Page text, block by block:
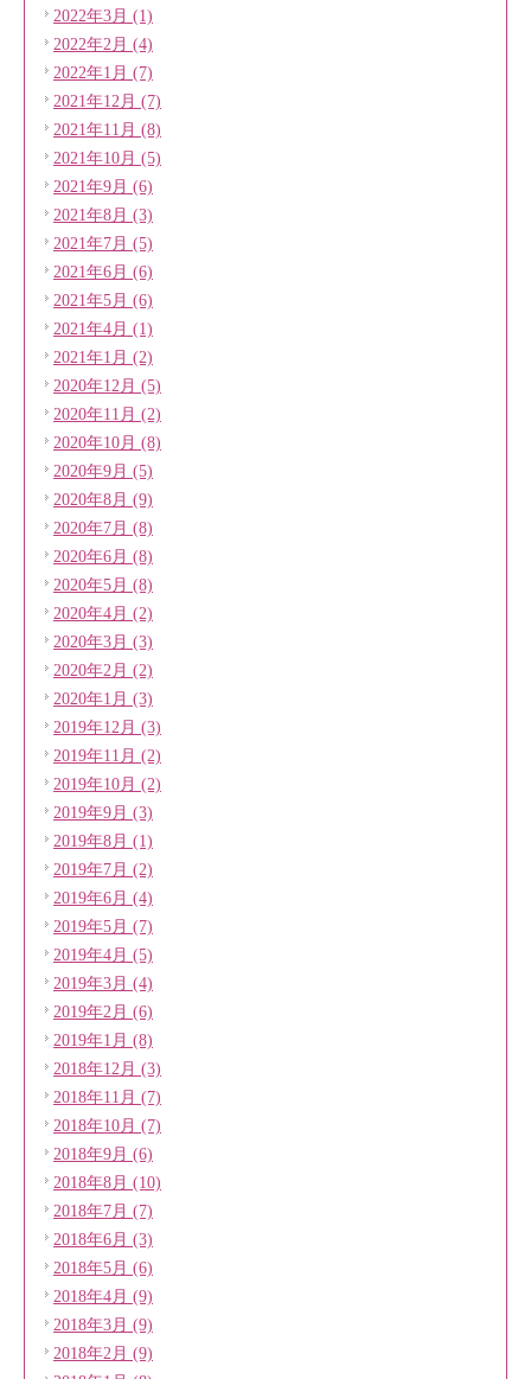
2022年3月 (1)
2022年2月 (4)
2022年1月 (7)
2021年12月 (7)
2021年11月 (8)
2021年10月 (5)
2021年9月 (6)
2021年8月 (3)
2021年7月 (5)
2021年6月 (6)
2021年5月 (6)
2021年4月 (1)
2021年1月 (2)
2020年12月 (5)
2020年11月 (2)
2020年10月 (8)
2020年9月 (5)
2020年8月 (9)
2020年7月 (8)
2020年6月 (8)
2020年5月 (8)
2020年4月 (2)
2020年3月 (3)
2020年2月 (2)
2020年1月 (3)
2019年12月 (3)
2019年11月 (2)
2019年10月 (2)
2019年9月 (3)
2019年8月 (1)
2019年7月 (2)
2019年6月 (4)
2019年5月 (7)
2019年4月 (5)
2019年3月 (4)
2019年2月 (6)
2019年1月 (8)
2018年12月 (3)
2018年11月 (7)
2018年10月 (7)
2018年9月 (6)
2018年8月 (10)
2018年7月 (7)
2018年6月 (3)
2018年5月 (6)
2018年4月 (9)
2018年3月 (9)
2018年2月 (9)